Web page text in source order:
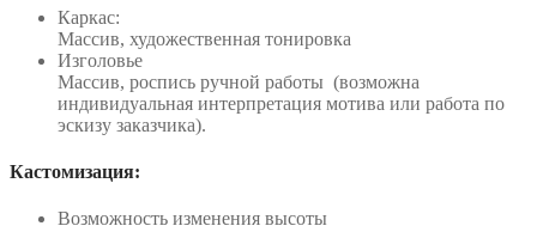
Каркас:
Массив, художественная тонировка
Изголовье
Массив, роспись ручной работы (возможна
индивидуальная интерпретация мотива или работа по
эскизу заказчика).
Кастомизация:
Возможность изменения высоты